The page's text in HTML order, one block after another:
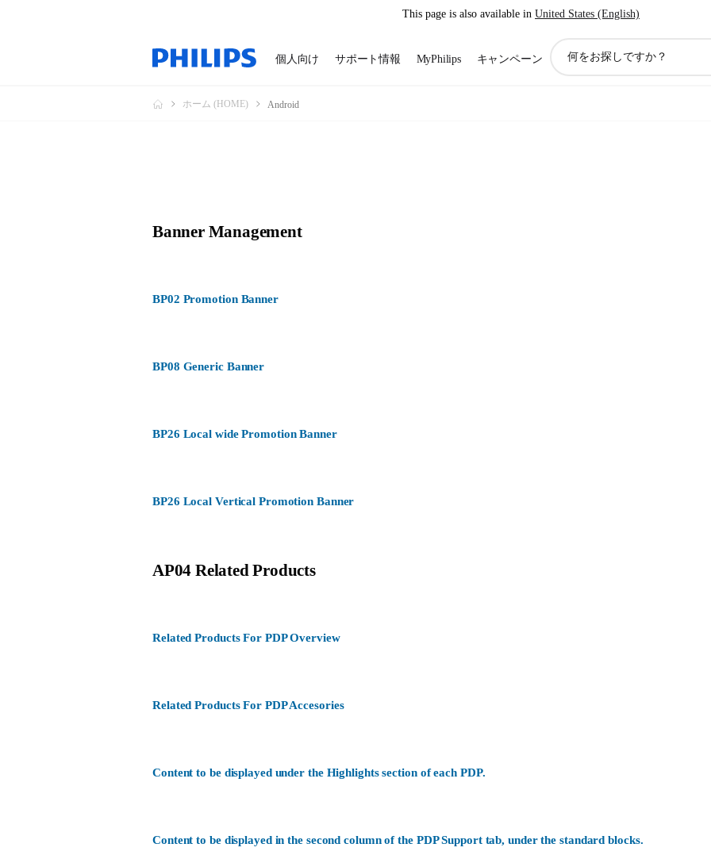
This page is also available in United States (English)
個人向け サポート情報 MyPhilips キャンペーン
ホーム (HOME) Android
Banner Management
BP02 Promotion Banner
BP08 Generic Banner
BP26 Local wide Promotion Banner
BP26 Local Vertical Promotion Banner
AP04 Related Products
Related Products For PDP Overview
Related Products For PDP Accesories
Content to be displayed under the Highlights section of each PDP.
Content to be displayed in the second column of the PDP Support tab, under the standard blocks.